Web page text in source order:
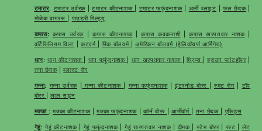
टमाटर: टमाटर उर्वरक|टमाटर कीटनाशक टमाटर फफूंदनाशक| अर्ली ब्लाइट |फल छेदक|
मोजेक वायरस
पाउडरी मिल्ड्यू
कपास: कपास उर्वरक |कपास कीटनाशक|कपास कवकनाशी|कपास खरपतवार नाशक|
वर्टिसिलियम विल्ट |कटवर्म पिंक बॉलवर्म |अमेरिकन बॉलवर्म (हेलिकोवर्पा आर्मिगेरा)
धान:धान कीटनाशक धान फफूंदनाशक धान खरपतवार नाशक |थ्रिप्स |ब्राउन प्लांटहॉपर|
तना छेदक|ब्लास्ट रोग
गन्ना: गन्ना उर्वरक गन्ना कीटनाशक गन्ना फफूंदनाशक|इंटरनोड बोरर स्मट रोग| टॉप
बोरर
|लाल सड़न
मक्का :मक्का कीटनाशक|मक्का फफूंदनाशक |कॉर्न बोरर आर्मीवॉर्म तना छेदक एफिड्स
गेहूं:गेहूं कीटनाशक| गेहूं फफूंदनाशक| गेहूं खरपतवार नाशक| दीमक स्टेम बोरर| रस्ट
लेट